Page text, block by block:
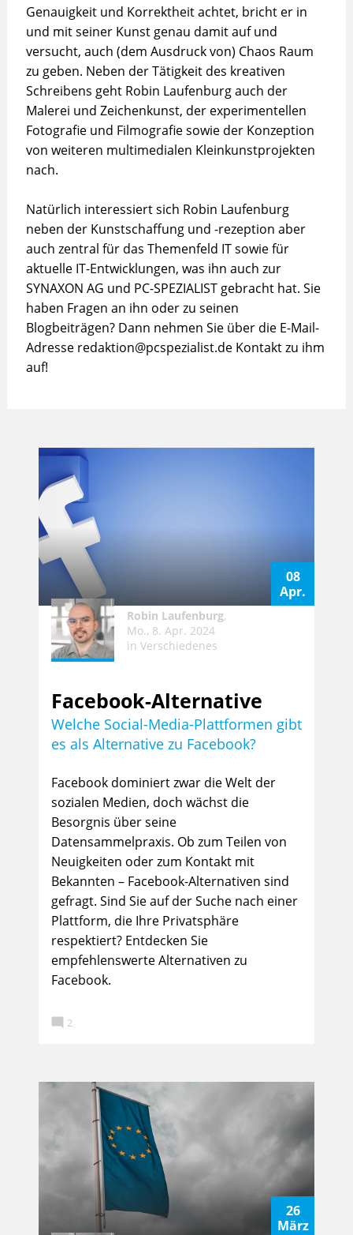
Genauigkeit und Korrektheit achtet, bricht er in
und mit seiner Kunst genau damit auf und
versucht, auch (dem Ausdruck von) Chaos Raum
zu geben. Neben der Tätigkeit des kreativen
Schreibens geht Robin Laufenburg auch der
Malerei und Zeichenkunst, der experimentellen
Fotografie und Filmografie sowie der Konzeption
von weiteren multimedialen Kleinkunstprojekten
nach.
Natürlich interessiert sich Robin Laufenburg
neben der Kunstschaffung und -rezeption aber
auch zentral für das Themenfeld IT sowie für
aktuelle IT-Entwicklungen, was ihn auch zur
SYNAXON AG und PC-SPEZIALIST gebracht hat. Sie
haben Fragen an ihn oder zu seinen
Blogbeiträgen? Dann nehmen Sie über die E-Mail-
Adresse redaktion@pcspezialist.de Kontakt zu ihm
auf!
08
Apr.
Robin Laufenburg,
Mo., 8. Apr. 2024
in Verschiedenes
Facebook-Alternative
Welche Social-Media-Plattformen gibt
es als Alternative zu Facebook?
Facebook dominiert zwar die Welt der
sozialen Medien, doch wächst die
Besorgnis über seine
Datensammelpraxis. Ob zum Teilen von
Neuigkeiten oder zum Kontakt mit
Bekannten – Facebook-Alternativen sind
gefragt. Sind Sie auf der Suche nach einer
Plattform, die Ihre Privatsphäre
respektiert? Entdecken Sie
empfehlenswerte Alternativen zu
Facebook.
 2
26
März